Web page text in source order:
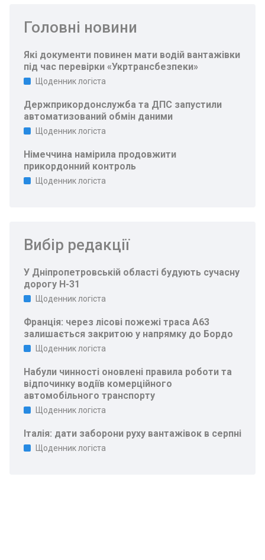
Головні новини
Які документи повинен мати водій вантажівки
під час перевірки «Укртрансбезпеки»
Щоденник логіста
Держприкордонслужба та ДПС запустили
автоматизований обмін даними
Щоденник логіста
Німеччина намірила продовжити
прикордонний контроль
Щоденник логіста
Вибір редакції
У Дніпропетровській області будують сучасну
дорогу Н-31
Щоденник логіста
Франція: через лісові пожежі траса A63
залишається закритою у напрямку до Бордо
Щоденник логіста
Набули чинності оновлені правила роботи та
відпочинку водіїв комерційного
автомобільного транспорту
Щоденник логіста
Італія: дати заборони руху вантажівок в серпні
Щоденник логіста